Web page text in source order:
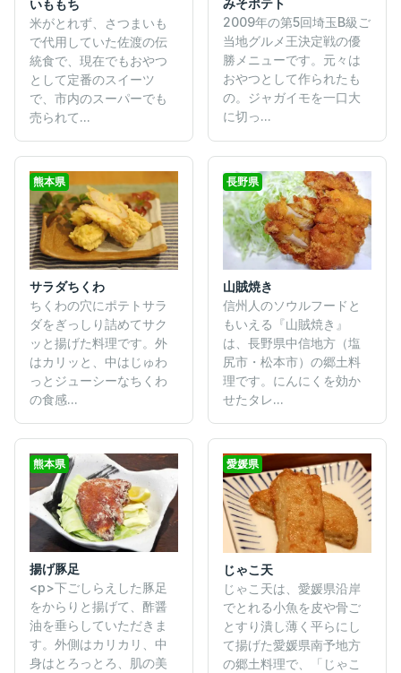
いももち
米がとれず、さつまいも
で代用していた佐渡の伝
統食で、現在でもおやつ
として定番のスイーツ
で、市内のスーパーでも
売られて...
みそポテト
2009年の第5回埼玉B級ご
当地グルメ王決定戦の優
勝メニューです。元々は
おやつとして作られたも
の。ジャガイモを一口大
に切っ...
熊本県
サラダちくわ
ちくわの穴にポテトサラ
ダをぎっしり詰めてサク
ッと揚げた料理です。外
はカリッと、中はじゅわ
っとジューシーなちくわ
の食感...
長野県
山賊焼き
信州人のソウルフードと
もいえる『山賊焼き』
は、長野県中信地方（塩
尻市・松本市）の郷土料
理です。にんにくを効か
せたタレ...
熊本県
揚げ豚足
<p>下ごしらえした豚足
をからりと揚げて、酢醤
油を垂らしていただきま
す。外側はカリカリ、中
身はとろっとろ、肌の美
愛媛県
じゃこ天
じゃこ天は、愛媛県沿岸
でとれる小魚を皮や骨ご
とすり潰し薄く平らにし
て揚げた愛媛県南予地方
の郷土料理で、「じゃこ